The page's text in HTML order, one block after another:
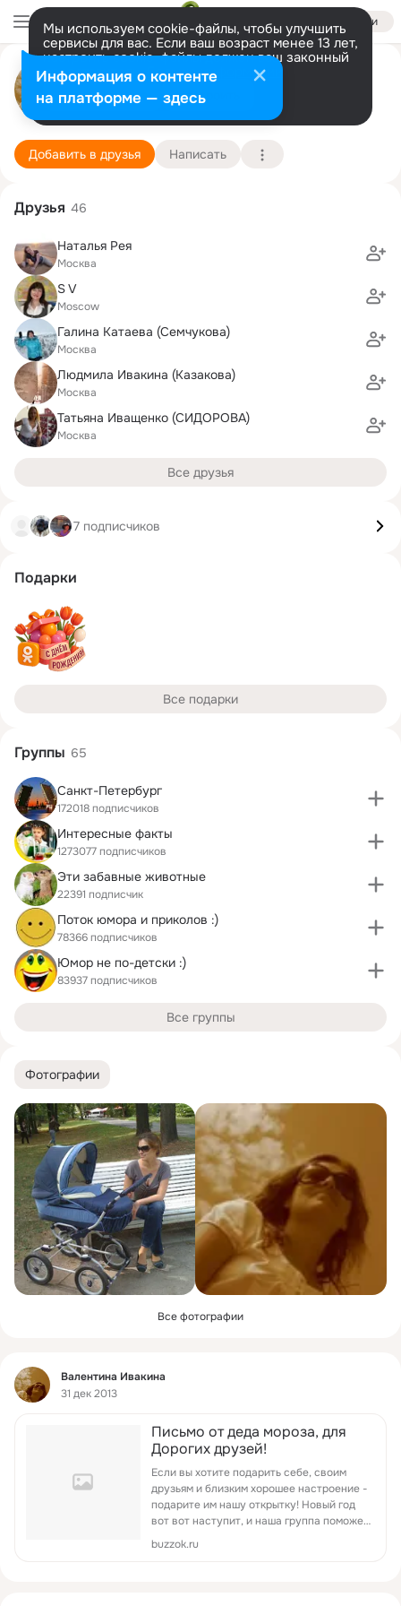
Войти
Мы используем cookie-файлы, чтобы улучшить
сервисы для вас. Если ваш возраст менее 13 лет,
настроить cookie-файлы должен ваш законный
представитель. Больше информации
Разрешить все Настроить
Валентина Ивакина
Москва
27 марта (46 лет)
Институт инновационного управления
Подробнее
Добавить в друзья Написать
Фотографии
Все фотографии
Фид
Валентина Ивакина
31 дек 2013
Письмо от деда мороза, для
Дорогих друзей!
Если вы хотите подарить себе, своим
друзьям и близким хорошее настроение -
подарите им нашу открытку! Новый год
вот вот наступит, и наша группа поможет
вам поздравить своих родных с этим
buzzok.ru
Друзья 46
Наталья Рея
Москва
S V
Moscow
Галина Катаева (Семчукова)
Москва
Людмила Ивакина (Казакова)
Москва
Татьяна Иващенко (СИДОРОВА)
Москва
Все друзья
7 подписчиков
Подарки
Все подарки
Группы 65
Санкт-Петербург
172018 подписчиков
Интересные факты
1273077 подписчиков
Эти забавные животные
22391 подписчик
Поток юмора и приколов :)
78366 подписчиков
Юмор не по-детски :)
83937 подписчиков
Все группы
Информация о контенте
на платформе — здесь